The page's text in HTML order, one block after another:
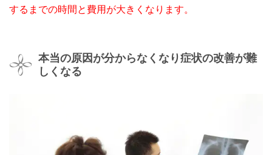
するまでの時間と費用が大きくなります。
本当の原因が分からなくなり症状の改善が難
しくなる